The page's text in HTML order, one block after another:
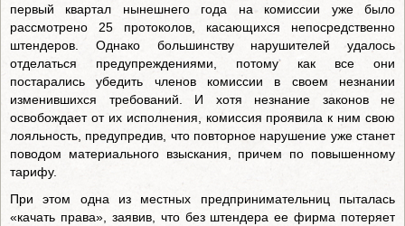
первый квартал нынешнего года на комиссии уже было
рассмотрено 25 протоколов, касающихся непосредственно
штендеров. Однако большинству нарушителей удалось
отделаться предупреждениями, потому как все они
постарались убедить членов комиссии в своем незнании
изменившихся требований. И хотя незнание законов не
освобождает от их исполнения, комиссия проявила к ним свою
лояльность, предупредив, что повторное нарушение уже станет
поводом материального взыскания, причем по повышенному
тарифу.
При этом одна из местных предпринимательниц пыталась
«качать права», заявив, что без штендера ее фирма потеряет